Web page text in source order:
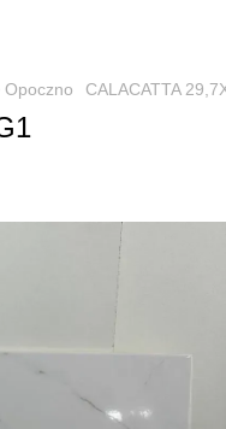
Opoczno CALACATTA